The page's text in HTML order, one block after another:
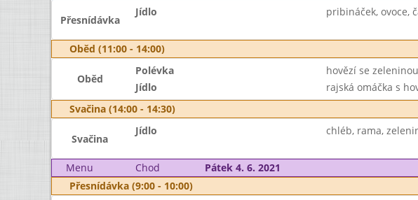
Přesnídávka
Jídlo pribináček, ovoce,
Oběd (11:00 - 14:00)
Oběd
Polévka hovězí se zeleninou
Jídlo
rajská omáčka s
Svačina (14:00 - 14:30)
Svačina
Jídlo chléb, rama,
Menu Chod Pátek 4. 6. 2021
Přesnídávka (9:00 - 10:00)